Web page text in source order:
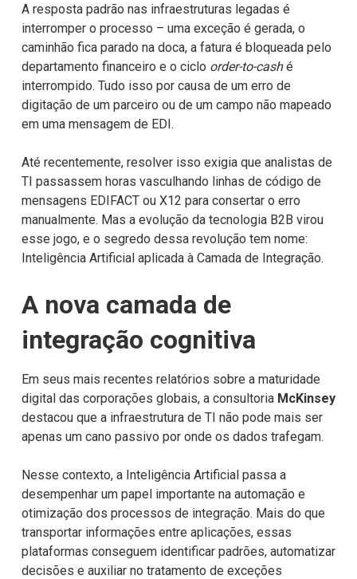
A resposta padrão nas infraestruturas legadas é
interromper o processo – uma exceção é gerada, o
caminhão fica parado na doca, a fatura é bloqueada pelo
departamento financeiro e o ciclo order-to-cashé
interrompido. Tudo isso por causa de um erro de
digitação de um parceiro ou de um campo não mapeado
em uma mensagem de EDI.
Até recentemente, resolver isso exigia que analistas de
TI passassem horas vasculhando linhas de código de
mensagens EDIFACT ou X12 para consertar o erro
manualmente. Mas a evolução da tecnologia B2B virou
esse jogo, e o segredo dessa revolução tem nome:
Inteligência Artificial aplicada à Camada de Integração.
A nova camada de
integração cognitiva
Em seus mais recentes relatórios sobre a maturidade
digital das corporações globais, a consultoria McKinsey
destacou que a infraestrutura de TI não pode mais ser
apenas um cano passivo por onde os dados trafegam.
Nesse contexto, a Inteligência Artificial passa a
desempenhar um papel importante na automação e
otimização dos processos de integração. Mais do que
transportar informações entre aplicações, essas
plataformas conseguem identificar padrões, automatizar
decisões e auxiliar no tratamento de exceções